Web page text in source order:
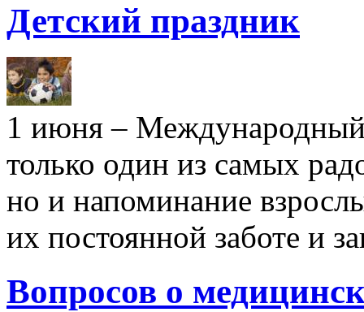
Детский праздник
1 июня –
только один из самых
но и напоминание
их постоянной заботе и
Вопросов о